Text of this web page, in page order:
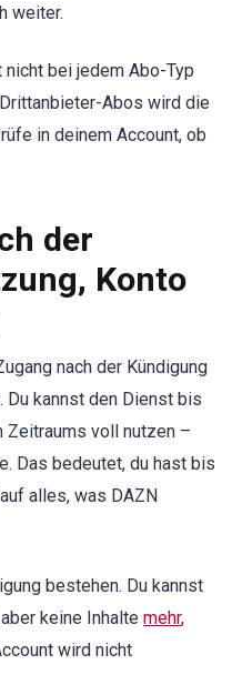
weiter.
bei jedem Abo-Typ
Abos wird die
in deinem Account, ob
der
Konto
nach der Kündigung
kannst den Dienst bis
Zeitraums voll nutzen –
Das bedeutet, du hast bis
alles, was DAZN
bestehen. Du kannst
keine Inhalte mehr,
wird nicht